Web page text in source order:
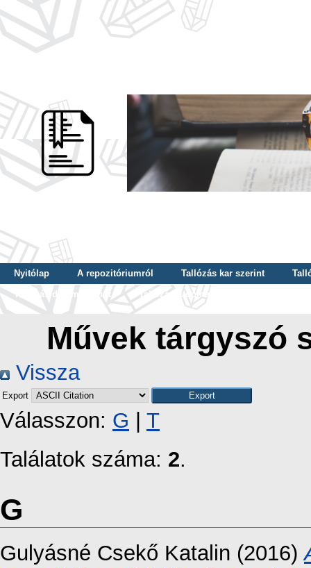
Nyitólap A repozitóriumról Tallózás kar szerint
Tallózás dátum szerint
Tallózás tudományterület szerint
Művek tárgyszó
Vissza
Export
Válasszon: G
T
Találatok száma: 2.
G
Gulyásné Csekő Katalin (2016)